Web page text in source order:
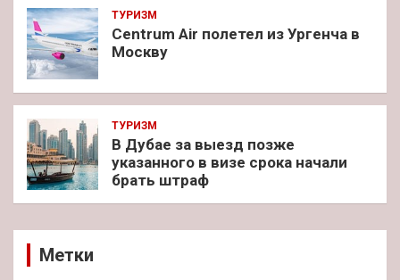
ТУРИЗМ
Centrum Air полетел из Ургенча в
Москву
ТУРИЗМ
В Дубае за выезд позже
указанного в визе срока начали
брать штраф
Метки